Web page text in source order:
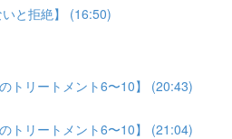
と拒絶】 (16:50)
トリートメント6〜10】 (20:43)
トリートメント6〜10】 (21:04)